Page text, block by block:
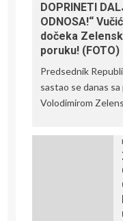
DOPRINETI
ODNOSA!“
dočeka
poruku! (FOTO)
Predsednik
sastao se danas
Volodimirom